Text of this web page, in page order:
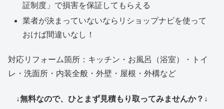
証制度」で損害を保証してもらえる
業者が決まっていないならリショップナビを使って
おけば間違いなし！
対応リフォーム箇所：キッチン・お風呂（浴室）・トイ
レ・洗面所・内装全般・外壁・屋根・外構など
↓無料なので、ひとまず見積もり取ってみませんか？↓